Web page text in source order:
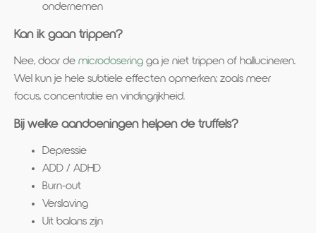
ondernemen
Kan ik gaan trippen?
Nee, door de microdosering ga je niet trippen of hallucineren.
Wel kun je hele subtiele effecten opmerken; zoals meer
focus, concentratie en vindingrijkheid.
Bij welke aandoeningen helpen de truffels?
Depressie
ADD / ADHD
Burn-out
Verslaving
Uit balans zijn